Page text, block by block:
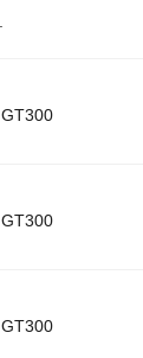
GT300
GT300
GT300